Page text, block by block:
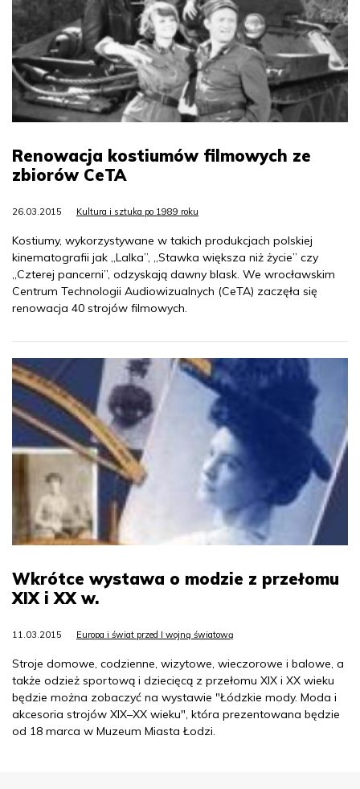
Renowacja kostiumów filmowych ze
zbiorów CeTA
26.03.2015 Kultura i sztuka po 1989 roku
Kostiumy, wykorzystywane w takich produkcjach polskiej
kinematografii jak „Lalka”, „Stawka większa niż życie” czy
„Czterej pancerni”, odzyskają dawny blask. We wrocławskim
Centrum Technologii Audiowizualnych (CeTA) zaczęła się
renowacja 40 strojów filmowych.
Wkrótce wystawa o modzie z przełomu
XIX i XX w.
11.03.2015 Europa i świat przed I wojną światową
Stroje domowe, codzienne, wizytowe, wieczorowe i balowe, a
także odzież sportową i dziecięcą z przełomu XIX i XX wieku
będzie można zobaczyć na wystawie "Łódzkie mody. Moda i
akcesoria strojów XIX–XX wieku", która prezentowana będzie
od 18 marca w Muzeum Miasta Łodzi.